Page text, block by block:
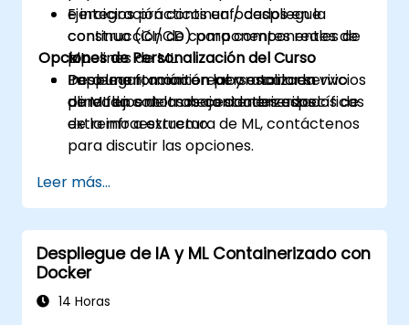
e integración continua / despliegue
continuo (CI/CD) para componentes de
ML.
Desplegar, monitorear y escalar servicios
de ML en entornos contenerizados.
Ejercicios prácticos enfocados en la
construcción de componentes reales de
pipelines de ML.
Implementación en laboratorio en vivo
para flujos de trabajo contenerizados de
extremo a extremo.
Opciones de Personalización del Curso
Para una formación personalizada
alineada con las necesidades específicas
de la infraestructura de ML, contáctenos
para discutir las opciones.
Leer más...
Despliegue de IA y ML Containerizado con
Docker
14 Horas